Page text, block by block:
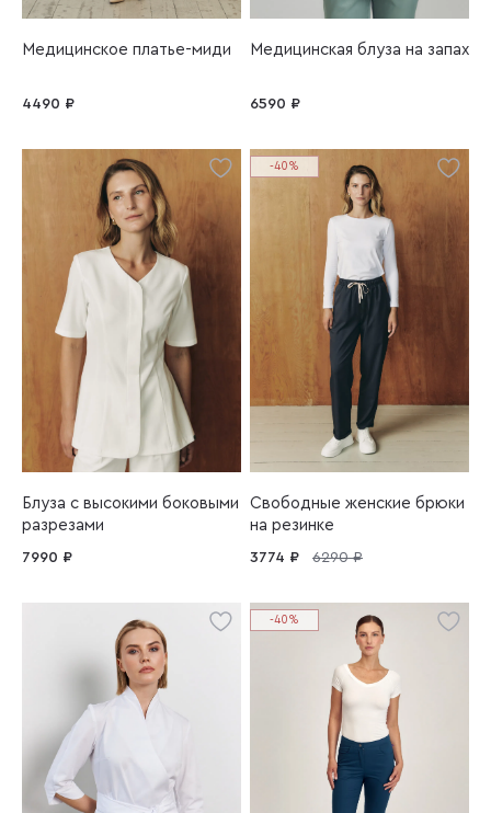
Медицинское платье-миди
4490 ₽
Медицинская блуза на запах
6590 ₽
Блуза с высокими боковыми
разрезами
7990 ₽
Свободные женские брюки
на резинке
-40%
3774 ₽ 6290 ₽
-40%